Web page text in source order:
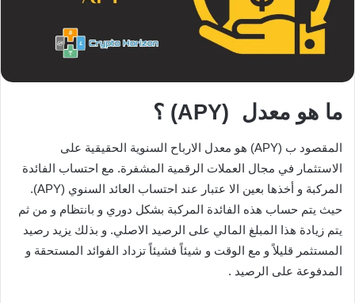
ما هو معدل (APY) ؟
المقصود ب (APY) هو معدل الارباح السنوية الحقيقية على
الاستثمار في مجال العملات الرقمية المشفرة. مع احتساب الفائدة
المركبة و أخذها بعين الا عتبار عند احتساب العائد السنوي (APY).
حيث يتم حساب هذه الفائدة المركبة بشكل دوري و بانتظام و من ثم
يتم زيادة هذا المبلغ المالي على الرصيد الاصلي. و بذلك يزيد رصيد
المستثمر قليلاً و مع الوقت و شيئاً فشيئاً تزداد الفوائد المستحقة و
المدفوعة على الرصيد .